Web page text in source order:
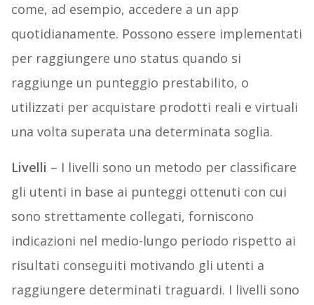
come, ad esempio, accedere a un app
quotidianamente. Possono essere implementati
per raggiungere uno status quando si
raggiunge un punteggio prestabilito, o
utilizzati per acquistare prodotti reali e virtuali
una volta superata una determinata soglia.
Livelli – I livelli sono un metodo per classificare
gli utenti in base ai punteggi ottenuti con cui
sono strettamente collegati, forniscono
indicazioni nel medio-lungo periodo rispetto ai
risultati conseguiti motivando gli utenti a
raggiungere determinati traguardi. I livelli sono